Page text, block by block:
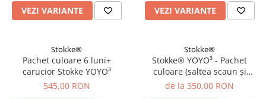
VEZI VARIANTE VEZI VARIANTE
Stokke®
Pachet culoare 6 luni+
carucior Stokke YOYO³
545,00 RON
Stokke®
Stokke® YOYO³ - Pachet
culoare (saltea scaun și
capotină), 6 luni+
de la 350,00 RON